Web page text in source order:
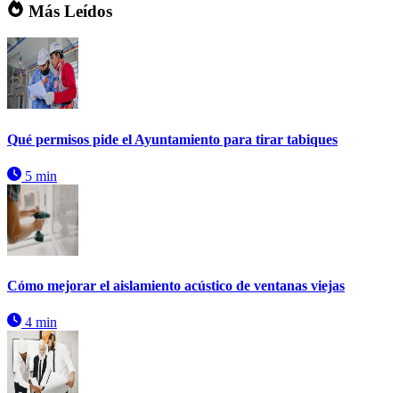
Más Leídos
Qué permisos pide el Ayuntamiento para tirar tabiques
5 min
Cómo mejorar el aislamiento acústico de ventanas viejas
4 min